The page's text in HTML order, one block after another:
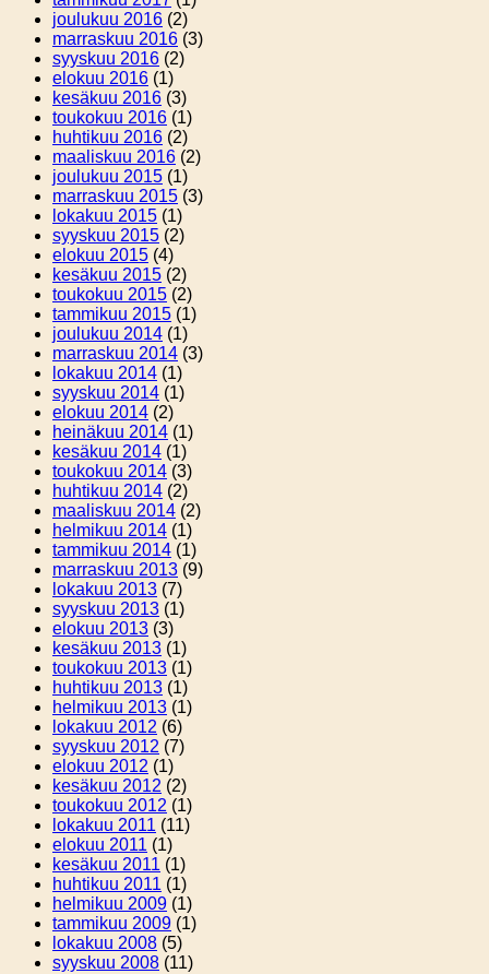
joulukuu 2016 (2)
marraskuu 2016 (3)
syyskuu 2016 (2)
elokuu 2016 (1)
kesäkuu 2016 (3)
toukokuu 2016 (1)
huhtikuu 2016 (2)
maaliskuu 2016 (2)
joulukuu 2015 (1)
marraskuu 2015 (3)
lokakuu 2015 (1)
syyskuu 2015 (2)
elokuu 2015 (4)
kesäkuu 2015 (2)
toukokuu 2015 (2)
tammikuu 2015 (1)
joulukuu 2014 (1)
marraskuu 2014 (3)
lokakuu 2014 (1)
syyskuu 2014 (1)
elokuu 2014 (2)
heinäkuu 2014 (1)
kesäkuu 2014 (1)
toukokuu 2014 (3)
huhtikuu 2014 (2)
maaliskuu 2014 (2)
helmikuu 2014 (1)
tammikuu 2014 (1)
marraskuu 2013 (9)
lokakuu 2013 (7)
syyskuu 2013 (1)
elokuu 2013 (3)
kesäkuu 2013 (1)
toukokuu 2013 (1)
huhtikuu 2013 (1)
helmikuu 2013 (1)
lokakuu 2012 (6)
syyskuu 2012 (7)
elokuu 2012 (1)
kesäkuu 2012 (2)
toukokuu 2012 (1)
lokakuu 2011 (11)
elokuu 2011 (1)
kesäkuu 2011 (1)
huhtikuu 2011 (1)
helmikuu 2009 (1)
tammikuu 2009 (1)
lokakuu 2008 (5)
syyskuu 2008 (11)